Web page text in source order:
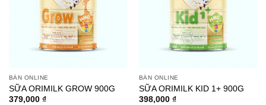
BÁN ONLINE
SỮA ORIMILK GROW 900G
379,000 ₫
BÁN ONLINE
SỮA ORIMILK KID 1+ 900G
398,000 ₫